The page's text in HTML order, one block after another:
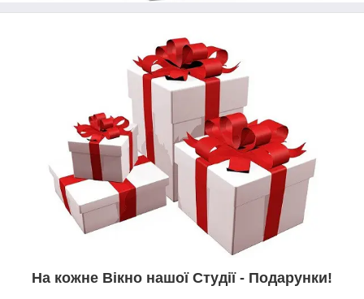
На кожне Вікно нашої Студії - Подарунки!